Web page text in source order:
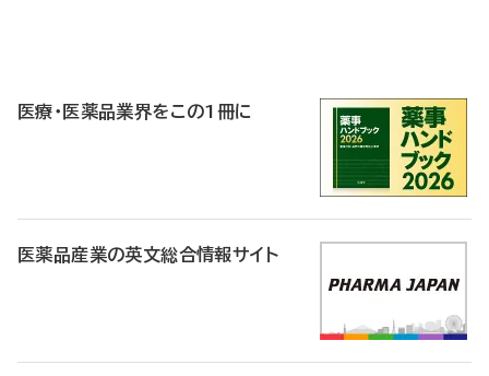
医療・医薬品業界をこの1冊に
医薬品産業の英文総合情報サイト